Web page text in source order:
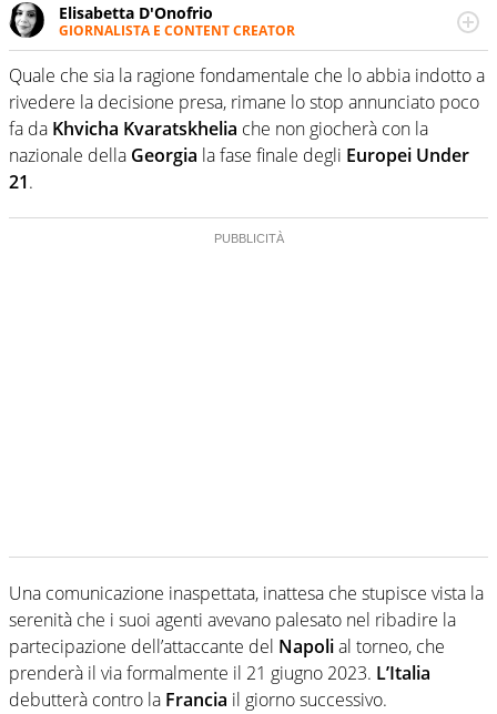
Elisabetta D'Onofrio
GIORNALISTA E CONTENT CREATOR
Giornalista professionista dal 2007, scrive per curiosità
personale e necessità: soprattutto di calcio, di sport e dei
suoi protagonisti, concedendosi innocenti evasioni
nell'ambito della creazione di format. Un tempo ala
destra, oggi si sente a suo agio nel ruolo di libero. Cura
una classifica riservata dei migliori 5 calciatori di sempre.
Quale che sia la ragione fondamentale che lo abbia indotto a
rivedere la decisione presa, rimane lo stop annunciato poco
fa da Khvicha Kvaratskhelia che non giocherà con la
nazionale della Georgia la fase finale degli Europei Under
21.
Una comunicazione inaspettata, inattesa che stupisce vista la
serenità che i suoi agenti avevano palesato nel ribadire la
partecipazione dell’attaccante del Napolial torneo, che
prenderà il via formalmente il 21 giugno 2023. L’Italia
debutterà contro la Francia il giorno successivo.